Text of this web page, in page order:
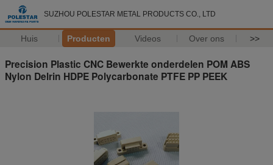
SUZHOU POLESTAR METAL PRODUCTS CO., LTD
Huis Producten Videos Over ons >>
Precision Plastic CNC Bewerkte onderdelen POM ABS
Nylon Delrin HDPE Polycarbonate PTFE PP PEEK